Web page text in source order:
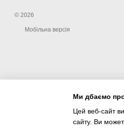
© 2026
Мобільна версія
Ми дбаємо
Цей веб-сайт
сайту. Ви